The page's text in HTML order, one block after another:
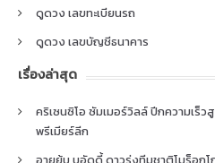
ดูดวง เลขทะเบียนรถ
ดูดวง เลขบัญชีธนาคาร
เรื่องล่าสุด
คริเซนซิโอ ซัมเมอร์วิลล์ ปีกความเร็
พรีเมียร์ลีก